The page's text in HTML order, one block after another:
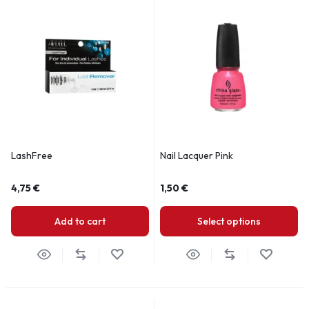
LashFree
4,75€
Add to cart
Nail Lacquer Pink
1,50€
Select options